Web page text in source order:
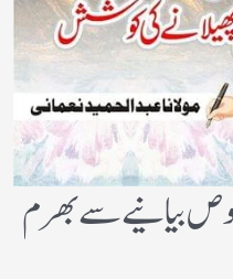
بیانیے سے بھرم